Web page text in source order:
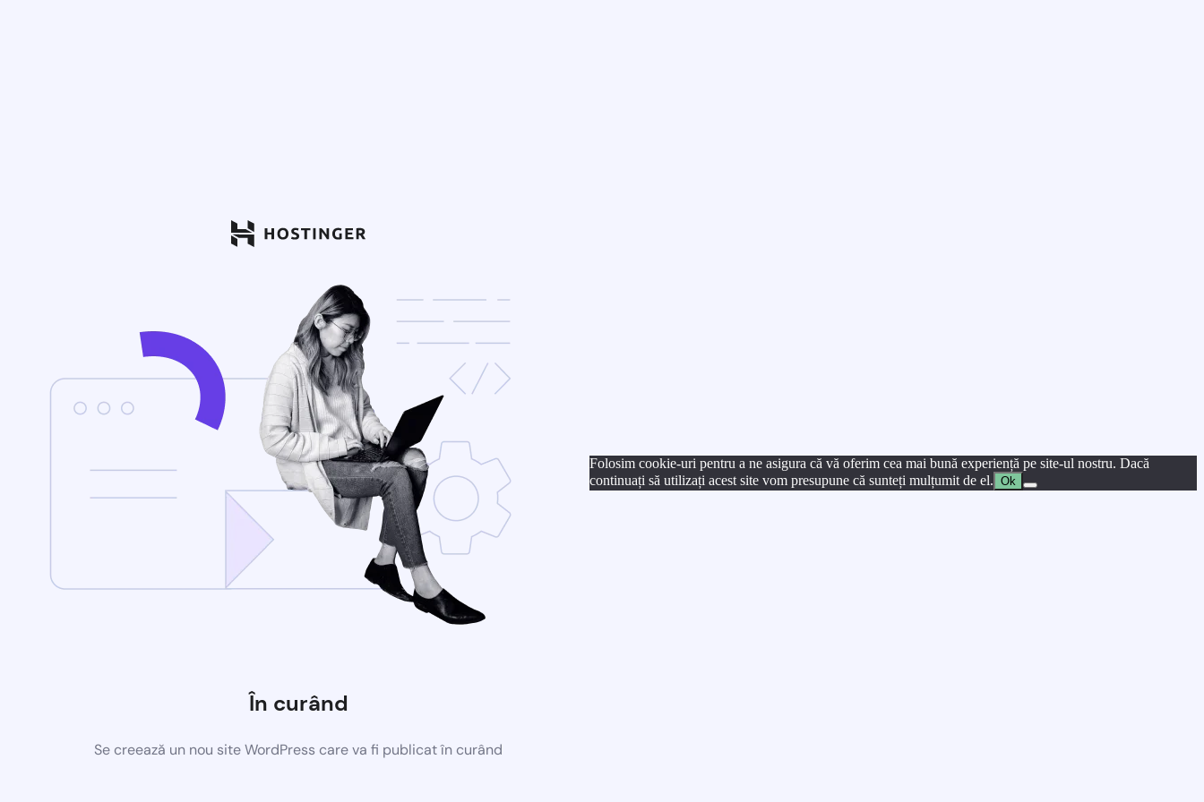
În curând
Se creează un nou site WordPress care va fi publicat în curând
Folosim cookie-uri pentru a ne asigura că vă oferim cea mai bună experiență pe site-ul nostru. Dacă
continuați să utilizați acest site vom presupune că sunteți mulțumit de el. Ok